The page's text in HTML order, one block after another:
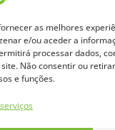
as melhores
e/ou aceder a
processar dados,
site. Não consentir ou
e funções.
AFILIADOS
Afiliado
Afiliado
área de Afiliado